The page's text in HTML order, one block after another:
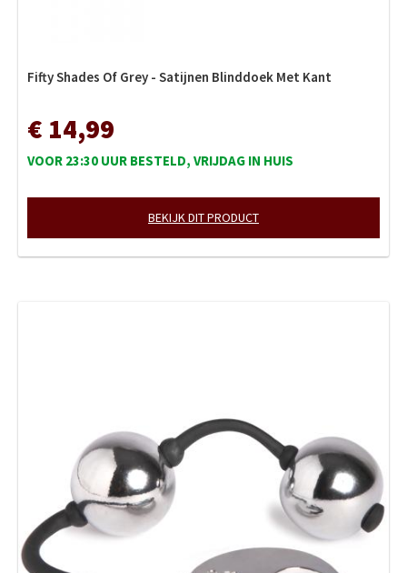
Fifty Shades Of Grey - Satijnen Blinddoek Met Kant
€ 14,99
VOOR 23:30 UUR BESTELD, VRIJDAG IN HUIS
BEKIJK DIT PRODUCT